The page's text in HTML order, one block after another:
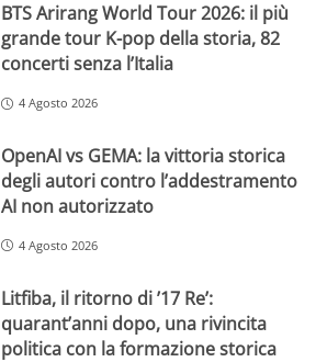
BTS Arirang World Tour 2026: il più
grande tour K-pop della storia, 82
concerti senza l’Italia
4 Agosto 2026
OpenAI vs GEMA: la vittoria storica
degli autori contro l’addestramento
AI non autorizzato
4 Agosto 2026
Litfiba, il ritorno di ’17 Re’:
quarant’anni dopo, una rivincita
politica con la formazione storica